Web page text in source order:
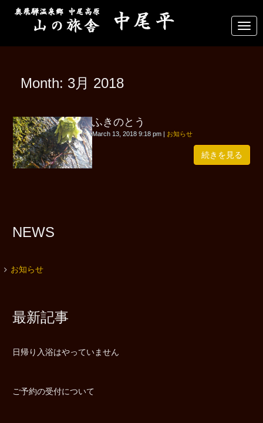
N
a
v
Month: 3月 2018
ふきのとう
March 13, 2018 9:18 pm| お知らせ
続きを見る
NEWS
お知らせ
最新記事
日帰り入浴はやっていません
ご予約の受付について